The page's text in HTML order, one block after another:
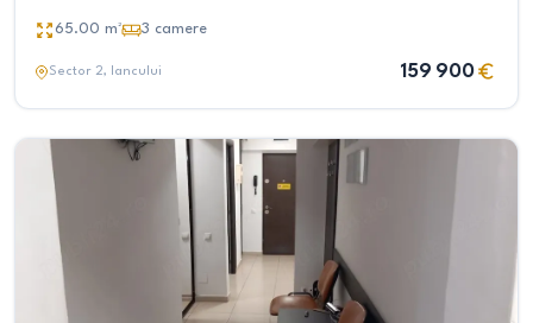
65.00 m² 3 camere
Sector 2, Iancului 159 900